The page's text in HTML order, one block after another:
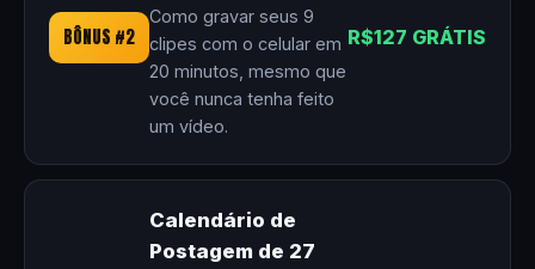
BÔNUS #2
Como gravar seus 9
clipes com o celular em
20 minutos, mesmo que
você nunca tenha feito
um vídeo.
R$127 GRÁTIS
Calendário de
Postagem de 27